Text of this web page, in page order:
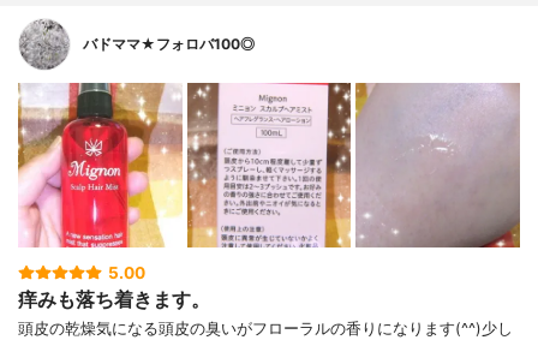
バドママ★フォロバ100◎
5.00
痒みも落ち着きます。
頭皮の乾燥気になる頭皮の臭いがフローラルの香りになります(^^)少し